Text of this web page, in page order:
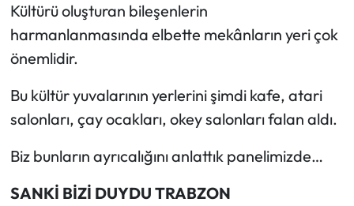
Kültürü oluşturan bileşenlerin
harmanlanmasında elbette mekânların yeri çok
önemlidir.
Bu kültür yuvalarının yerlerini şimdi kafe, atari
salonları, çay ocakları, okey salonları falan aldı.
Biz bunların ayrıcalığını anlattık panelimizde…
SANKİ BİZİ DUYDU TRABZON